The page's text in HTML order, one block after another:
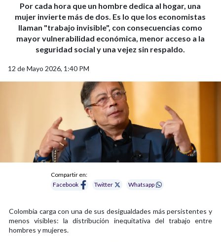
Por cada hora que un hombre dedica al hogar, una
mujer invierte más de dos. Es lo que los economistas
llaman "trabajo invisible", con consecuencias como
mayor vulnerabilidad económica, menor acceso a la
seguridad social y una vejez sin respaldo.
12 de Mayo 2026, 1:40 PM
Compartir en:
Facebook
Twitter Whatsapp
Colombia carga con una de sus desigualdades más persistentes y
menos visibles: la distribución inequitativa del trabajo entre
hombres y mujeres.